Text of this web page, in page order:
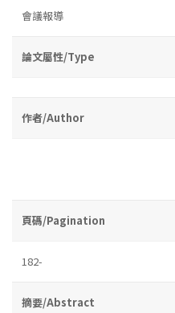
會議報導
論文屬性/Type
作者/Author
頁碼/Pagination
182-
摘要/Abstract